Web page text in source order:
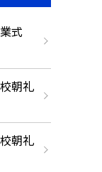
式
朝礼
朝礼